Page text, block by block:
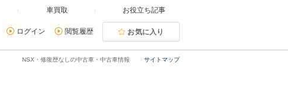
車買取 お役立ち記事
ログイン 閲覧履歴 お気に入り
サイトマップ
NSX・修復歴なしの中古車・中古車情報